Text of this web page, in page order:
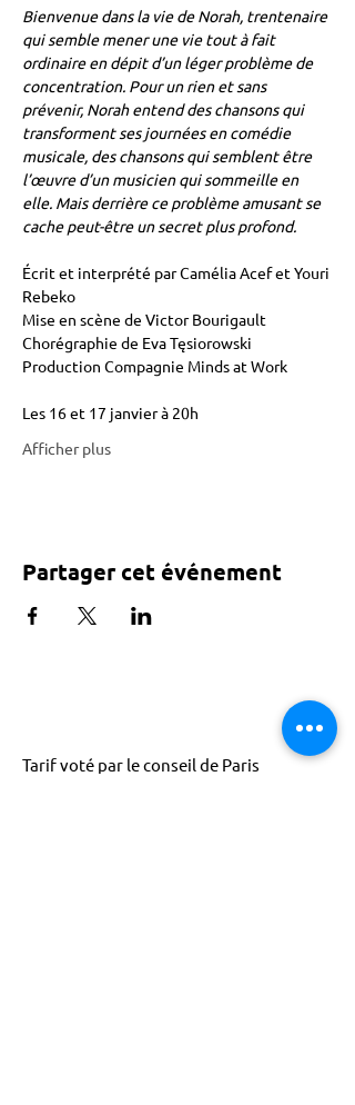
Bienvenue dans la vie de Norah, trentenaire
qui semble mener une vie tout à fait
ordinaire en dépit d’un léger problème de
concentration. Pour un rien et sans
prévenir, Norah entend des chansons qui
transforment ses journées en comédie
musicale, des chansons qui semblent être
l’œuvre d’un musicien qui sommeille en
elle. Mais derrière ce problème amusant se
cache peut-être un secret plus profond.
Écrit et interprété par Camélia Acef et Youri
Rebeko
Mise en scène de Victor Bourigault
Chorégraphie de Eva Tęsiorowski
Production Compagnie Minds at Work
Les 16 et 17 janvier à 20h
Afficher plus
Partager cet événement
Tarif voté par le conseil de Paris